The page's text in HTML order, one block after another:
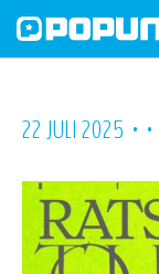
22 JULI 2025 • •